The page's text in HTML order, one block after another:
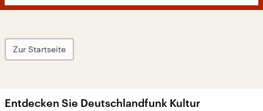
Zur Startseite
Entdecken Sie Deutschlandfunk Kultur